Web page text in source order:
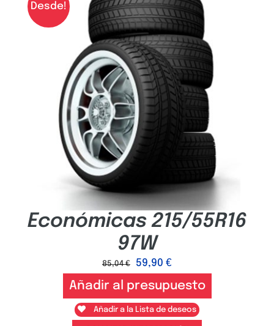
Desde!
Económicas 215/55R16
97W
85,04€ 59,90 €
Añadir al presupuesto
Añadir a la Lista de deseos